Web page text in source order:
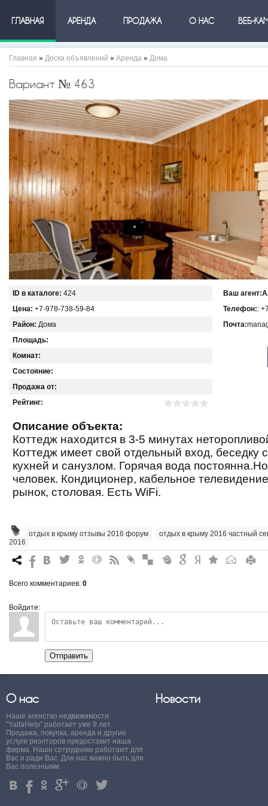
ГЛАВНАЯ АРЕНДА ПРОДАЖА О НАС ВЕБ-
Главная » Доска объявлений » Аренда » Дома
Вариант № 463
ID в каталоге: 424
Цена: +7-978-738-59-84
Район: Дома
Площадь:
Комнат:
Состояние:
Продажа от:
Рейтинг:
Ваш агент:
Телефон::
Почта:
Описание объекта:
Коттедж находится в 3-5 минутах
Коттедж имеет свой отдельный вход, беседку
кухней и санузлом. Горячая вода
человек. Кондиционер, кабельное
рынок, столовая. Есть WiFi.
отдых в крыму отзывы 2016 форум
отдых в крыму 2016 частный
2016
7 % 4 3 . + 0 * # " & 6 Q P R
Всего комментариев: 0
Войдите:
Отправить
О нас
Наше агенство недвижимости
"YaltaHelp" работает уже 9 лет.
Продажа, покупка, аренда и другие
услуги риэлторов предоставит наша
фирма. Наши сотрудники работают для
Вас и ради Вас. Для нас важно быть для
Вас полезными.
4 % . ' + 3
Новости